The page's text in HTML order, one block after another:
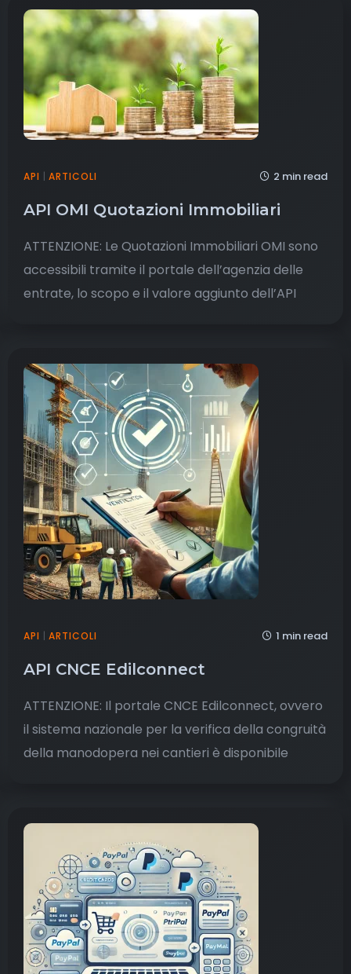
API | ARTICOLI 2 min read
API OMI Quotazioni Immobiliari
ATTENZIONE: Le Quotazioni Immobiliari OMI sono
accessibili tramite il portale dell’agenzia delle
entrate, lo scopo e il valore aggiunto dell’API
API | ARTICOLI 1 min read
API CNCE Edilconnect
ATTENZIONE: Il portale CNCE Edilconnect, ovvero
il sistema nazionale per la verifica della congruità
della manodopera nei cantieri è disponibile